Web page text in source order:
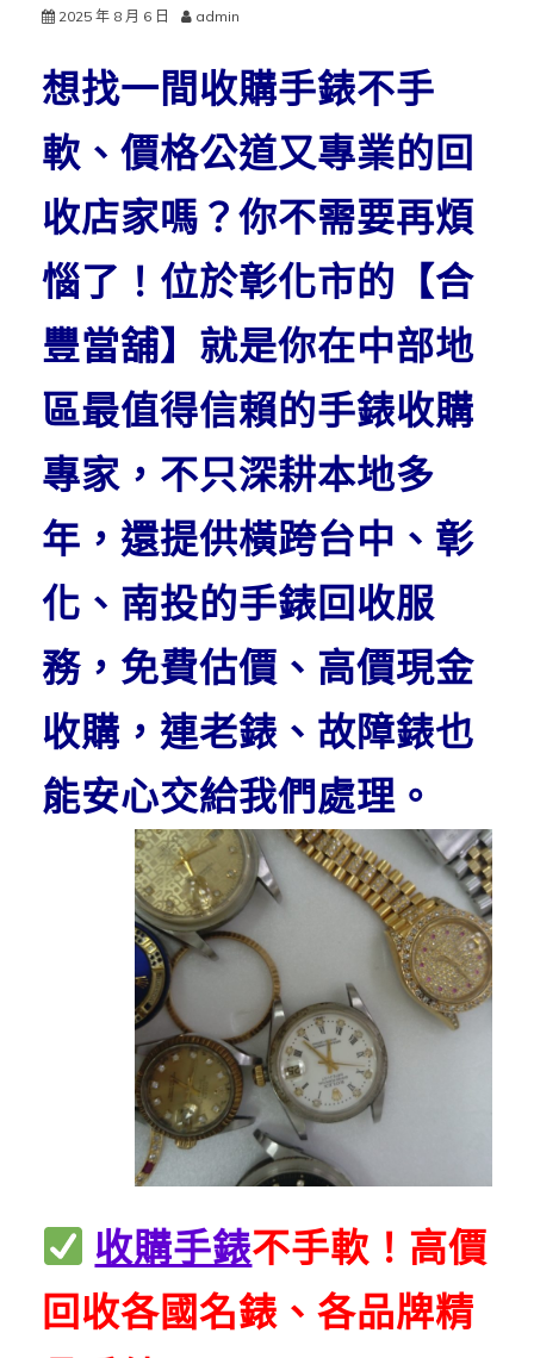
2025 年 8 月 6 日 admin
想找一間收購手錶不手
軟、價格公道又專業的回
收店家嗎？你不需要再煩
惱了！位於彰化市的【合
豐當舖】就是你在中部地
區最值得信賴的手錶收購
專家，不只深耕本地多
年，還提供橫跨台中、彰
化、南投的手錶回收服
務，免費估價、高價現金
收購，連老錶、故障錶也
能安心交給我們處理。
收購手錶不手軟！高價
回收各國名錶、各品牌精